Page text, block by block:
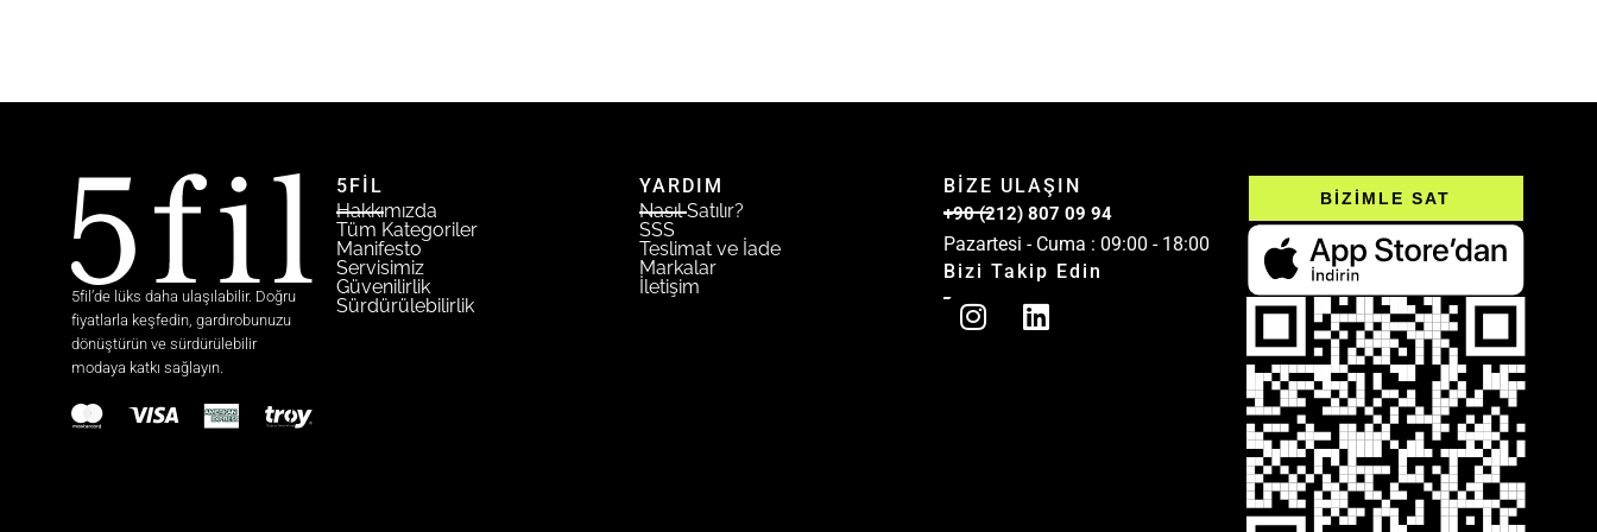
5fil’de lüks daha ulaşılabilir. Doğru
fiyatlarla keşfedin, gardırobunuzu
dönüştürün ve sürdürülebilir
modaya katkı sağlayın.
5FİL
Hakkımızda
Tüm Kategoriler
Manifesto
Servisimiz
Güvenilirlik
Sürdürülebilirlik
YARDIM
Nasıl Satılır?
SSS
Teslimat ve İade
Markalar
İletişim
BİZE ULAŞIN
+90 (212) 807 09 94
Pazartesi - Cuma : 09:00 - 18:00
Bizi Takip Edin
BİZİMLE SAT